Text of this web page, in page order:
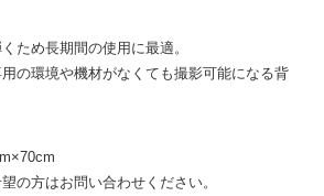
ため長期間の使用に最適。
の環境や機材がなくても撮影可能になる背
の方はお問い合わせください。